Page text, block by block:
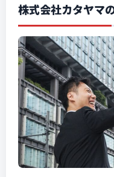
株式会社カタヤマ